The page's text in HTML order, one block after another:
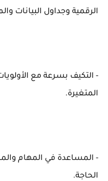
الرقمية وجداول البيانات
- التكيف بسرعة مع
المتغيرة.
- المساعدة في المهام
الحاجة.